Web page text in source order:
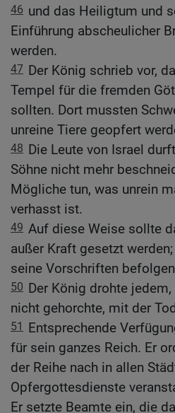
46 und das Heiligtum und
Einführung abscheulicher
werden.
47 Der König schrieb vor,
Tempel für die fremden
sollten. Dort mussten
unreine Tiere geopfert
48 Die Leute von Israel
Söhne nicht mehr
Mögliche tun, was unrein
verhasst ist.
49 Auf diese Weise sollte
außer Kraft gesetzt
seine Vorschriften
50 Der König drohte
nicht gehorchte, mit der
51 Entsprechende
für sein ganzes Reich. Er
der Reihe nach in allen
Opfergottesdienste
Er setzte Beamte ein, die